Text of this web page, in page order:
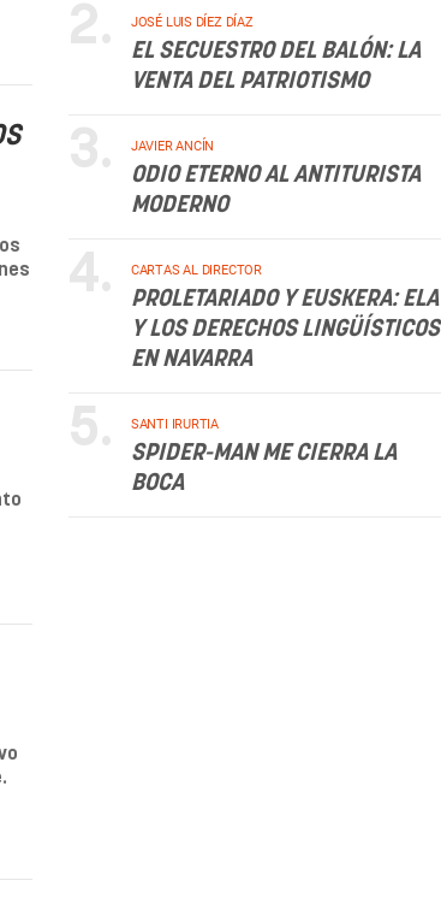
2. JOSÉ LUIS DÍEZ DÍAZ
EL SECUESTRO DEL BALÓN: LA
VENTA DEL PATRIOTISMO
3. JAVIER ANCÍN
ODIO ETERNO AL ANTITURISTA
MODERNO
4. CARTAS AL DIRECTOR
PROLETARIADO Y EUSKERA: ELA
Y LOS DERECHOS LINGÜÍSTICOS
EN NAVARRA
5. SANTI IRURTIA
SPIDER-MAN ME CIERRA LA
BOCA